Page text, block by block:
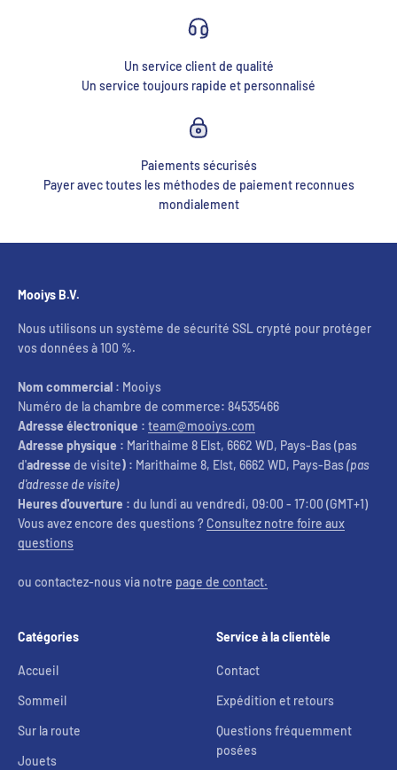
Un service client de qualité
Un service toujours rapide et personnalisé
Paiements sécurisés
Payer avec toutes les méthodes de paiement reconnues
mondialement
Mooiys B.V.
Nous utilisons un système de sécurité SSL crypté pour protéger
vos données à 100 %.
Nom commercial : Mooiys
Numéro de la chambre de commerce: 84535466
Adresse électronique : team@mooiys.com
Adresse physique : Marithaime 8 Elst, 6662 WD, Pays-Bas (pas
d'adresse de visite) : Marithaime 8, Elst, 6662 WD, Pays-Bas(pas
d'adresse de visite)
Heures d'ouverture : du lundi au vendredi, 09:00 - 17:00 (GMT+1)
Vous avez encore des questions ? Consultez notre foire aux
questions
ou contactez-nous via notre page de contact.
Catégories
Accueil
Sommeil
Sur la route
Jouets
Service à la clientèle
Contact
Expédition et retours
Questions fréquemment
posées